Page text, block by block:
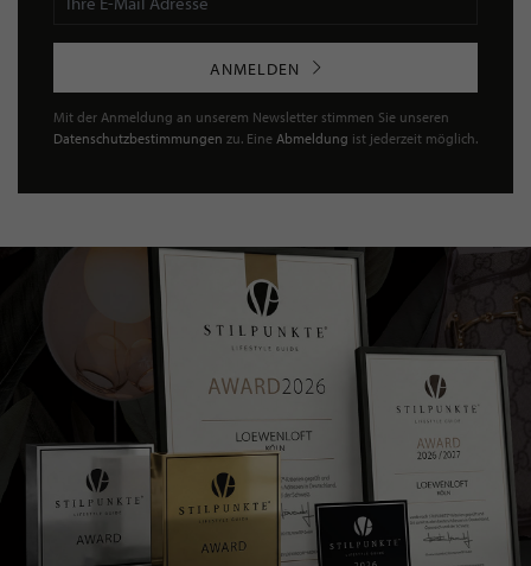
ANMELDEN
Mit der Anmeldung an unserem Newsletter stimmen Sie unseren
Datenschutzbestimmungen zu. Eine Abmeldung ist jederzeit möglich.